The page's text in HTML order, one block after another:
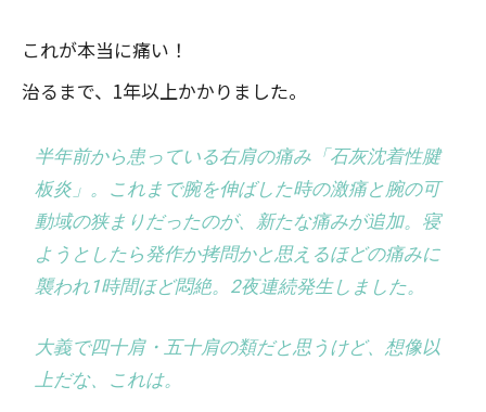
これが本当に痛い！
治るまで、1年以上かかりました。
半年前から患っている右肩の痛み「石灰沈着性腱
板炎」。これまで腕を伸ばした時の激痛と腕の可
動域の狭まりだったのが、新たな痛みが追加。寝
ようとしたら発作か拷問かと思えるほどの痛みに
襲われ1時間ほど悶絶。2夜連続発生しました。
大義で四十肩・五十肩の類だと思うけど、想像以
上だな、これは。